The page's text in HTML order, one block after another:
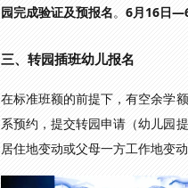
园完成验证及预报名。 6月16日
三、转园插班幼儿报名
在标准班额的前提下，有空余学
系预约，提交转园申请（幼儿园
居住地变动或父母一方工作地变